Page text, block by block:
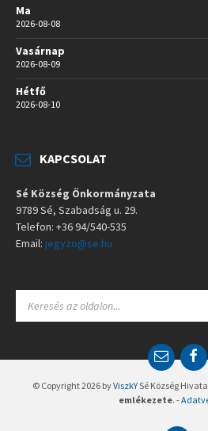
Ma
2026-08-08
Vasárnap
2026-08-09
Hétfő
2026-08-10
KAPCSOLAT
Sé Község Önkormányzata
9789 Sé, Szabadság u. 29.
Telefon: +36 94/540-535
Email: jegyzo@se.hu
A
E
m
a
i
l
F
a
c
e
b
© Copyright 2026 byViszkYSé Község
emlékezete. -